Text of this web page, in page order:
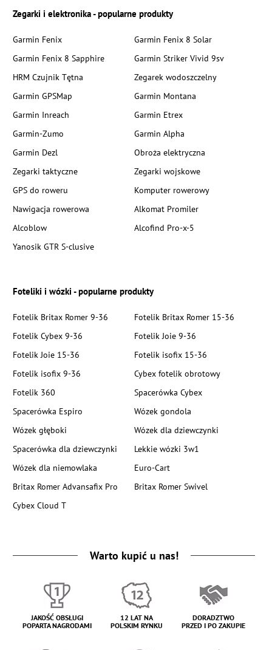
Zegarki i elektronika - popularne produkty
Garmin Fenix
Garmin Fenix 8 Solar
Garmin Fenix 8 Sapphire
Garmin Striker Vivid 9sv
HRM Czujnik Tętna
Zegarek wodoszczelny
Garmin GPSMap
Garmin Montana
Garmin Inreach
Garmin Etrex
Garmin-Zumo
Garmin Alpha
Garmin Dezl
Obroża elektryczna
Zegarki taktyczne
Zegarki wojskowe
GPS do roweru
Komputer rowerowy
Nawigacja rowerowa
Alkomat Promiler
Alcoblow
Alcofind Pro-x-5
Yanosik GTR S-clusive
Foteliki i wózki - popularne produkty
Fotelik Britax Romer 9-36
Fotelik Britax Romer 15-36
Fotelik Cybex 9-36
Fotelik Joie 9-36
Fotelik Joie 15-36
Fotelik isofix 15-36
Fotelik isofix 9-36
Cybex fotelik obrotowy
Fotelik 360
Spacerówka Cybex
Spacerówka Espiro
Wózek gondola
Wózek głęboki
Wózek dla dziewczynki
Spacerówka dla dziewczynki
Lekkie wózki 3w1
Wózek dla niemowlaka
Euro-Cart
Britax Romer Advansafix Pro
Britax Romer Swivel
Cybex Cloud T
Warto kupić u nas!
JAKOŚĆ OBSŁUGI
POPARTA NAGRODAMI
12 LAT NA
POLSKIM RYNKU
DORADZTWO
PRZED I PO ZAKUPIE